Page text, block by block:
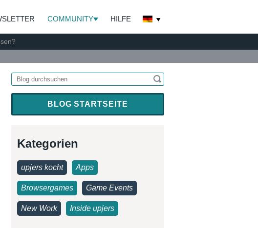
COMMUNITY HILFE
BLOG STARTSEITE
Kategorien
upjers kocht Apps
Browsergames Game Events
New Work Inside upjers